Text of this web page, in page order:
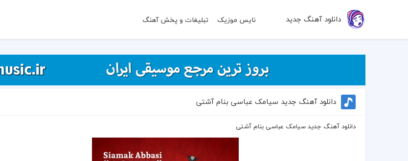
دانلود آهنگ جدید نایس موزیک تبلیغات و پخش آهنگ
دانلود آهنگ جدید سیامک عباسی بنام آشتی
دانلود آهنگ جدید سیامک عباسی بنام آشتی